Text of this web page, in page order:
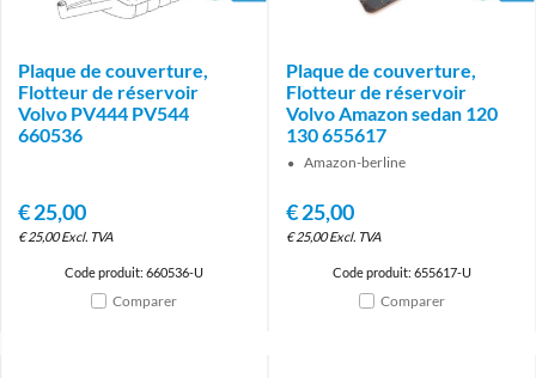
Plaque de couverture,
Flotteur de réservoir
Volvo PV444 PV544
660536
€25,00
€25,00 Excl. TVA
Code produit: 660536-U
Comparer
Plaque de couverture,
Flotteur de réservoir
Volvo Amazon sedan 120
130 655617
Amazon-berline
€25,00
€25,00 Excl. TVA
Code produit: 655617-U
Comparer